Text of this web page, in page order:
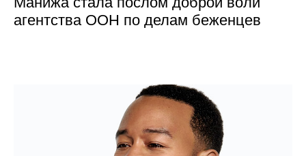
агентства ООН по делам беженцев